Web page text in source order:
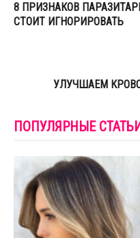
8 ПРИЗНАКОВ
СТОИТ ИГНОРИРОВАТЬ
УЛУЧШАЕМ
ПОПУЛЯРНЫЕ